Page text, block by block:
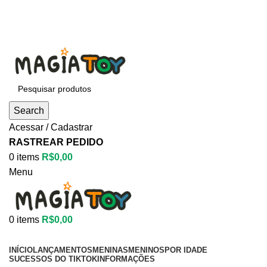
Search
Acessar / Cadastrar
RASTREAR PEDIDO
0 items R$0,00
Menu
0 items R$0,00
INÍCIOLANÇAMENTOS MENINAS MENINOS POR IDADE
SUCESSOS DO TIKTOK INFORMAÇÕES